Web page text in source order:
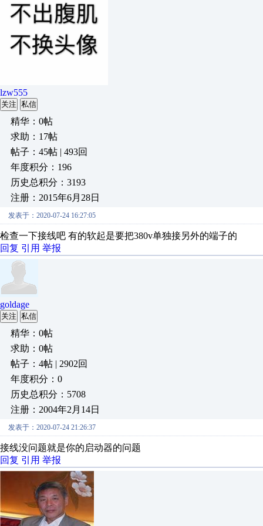
lzw555
关注 私信
精华：0帖
求助：17帖
帖子：45帖 | 493回
年度积分：196
历史总积分：3193
注册：2015年6月28日
发表于：2020-07-24 16:27:05
检查一下接线吧 有的软起是要把380v单独接另外的端子的
回复 引用 举报
goldage
关注 私信
精华：0帖
求助：0帖
帖子：4帖 | 2902回
年度积分：0
历史总积分：5708
注册：2004年2月14日
发表于：2020-07-24 21:26:37
接线没问题就是你的启动器的问题
回复 引用 举报